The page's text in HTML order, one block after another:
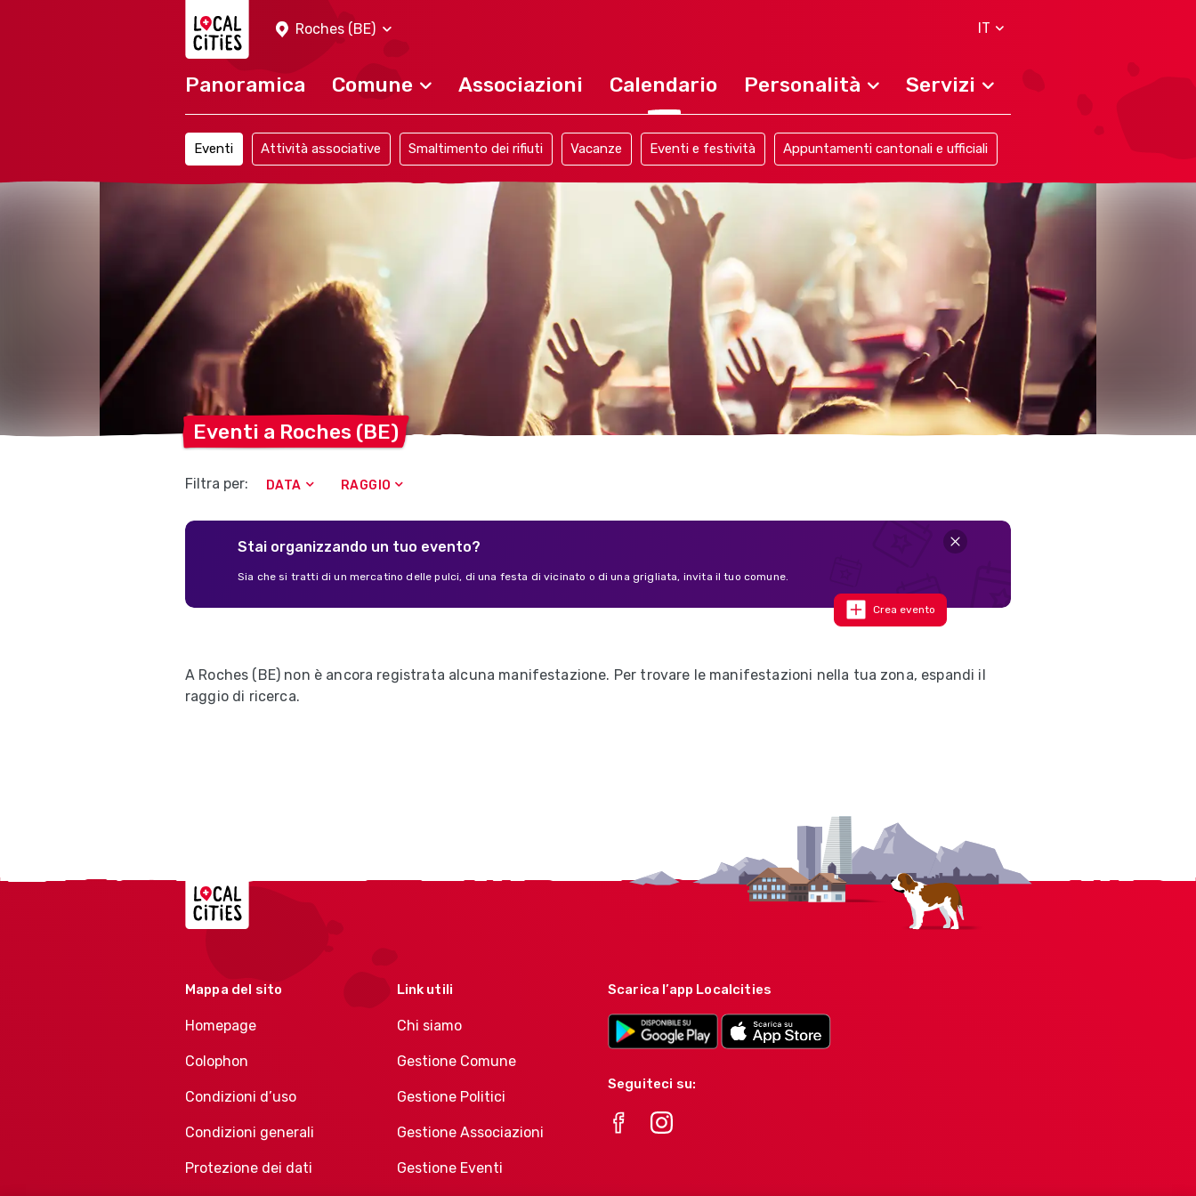
Roches (BE)
IT
Panoramica Comune Associazioni Calendario Personalità Servizi
Eventi Attività associative Smaltimento dei rifiuti Vacanze Eventi e festività Appuntamenti cantonali e ufficiali
Eventi a Roches (BE)
Filtra per: DATA RAGGIO
Stai organizzando un tuo evento?
Sia che si tratti di un mercatino delle pulci, di una festa di vicinato o di una grigliata, invita il tuo comune.
Crea evento
A Roches (BE) non è ancora registrata alcuna manifestazione. Per trovare le manifestazioni nella tua zona, espandi il
raggio di ricerca.
Localcities
Mappa del sito
Homepage
Colophon
Condizioni d’uso
Condizioni generali
Protezione dei dati
Link utili
Chi siamo
Gestione Comune
Gestione Politici
Gestione Associazioni
Gestione Eventi
Scarica l’app Localcities
Seguiteci su: